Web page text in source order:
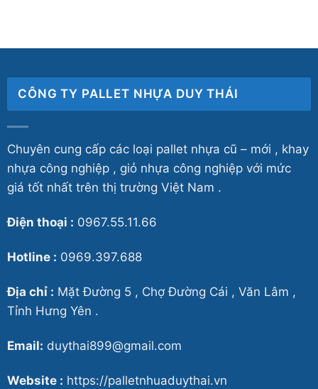
CÔNG TY PALLET NHỰA DUY THÁI
Chuyên cung cấp các loại pallet nhựa cũ – mới , khay
nhựa công nghiệp , giỏ nhựa công nghiệp với mức
giá tốt nhất trên thị trường Việt Nam .
Điện thoại : 0967.55.11.66
Hotline : 0969.397.688
Địa chỉ : Mặt Đường 5 , Chợ Đường Cái , Văn Lâm ,
Tỉnh Hưng Yên .
Email: duythai899@gmail.com
Website : https://palletnhuaduythai.vn